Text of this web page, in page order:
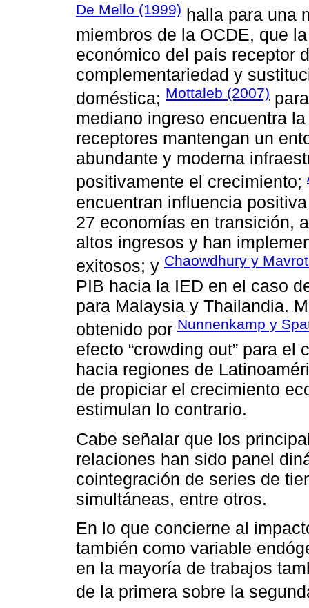
De Mello (1999) halla para una
miembros de la OCDE, que
económico del país receptor
complementariedad y
doméstica; Mottaleb (2007)
mediano ingreso encuentra
receptores mantengan un
abundante y moderna
positivamente el crecimiento;
encuentran influencia
27 economías en transición,
altos ingresos y han
exitosos; y Chaowdhury y
PIB hacia la IED en el caso
para Malaysia y Thailandia.
obtenido por Nunnenkamp y
efecto “crowding out” para
hacia regiones de
de propiciar el crecimiento
estimulan lo contrario.
Cabe señalar que los
relaciones han sido panel
cointegración de series de
simultáneas, entre otros.
En lo que concierne al
también como variable
en la mayoría de trabajos
de la primera sobre la